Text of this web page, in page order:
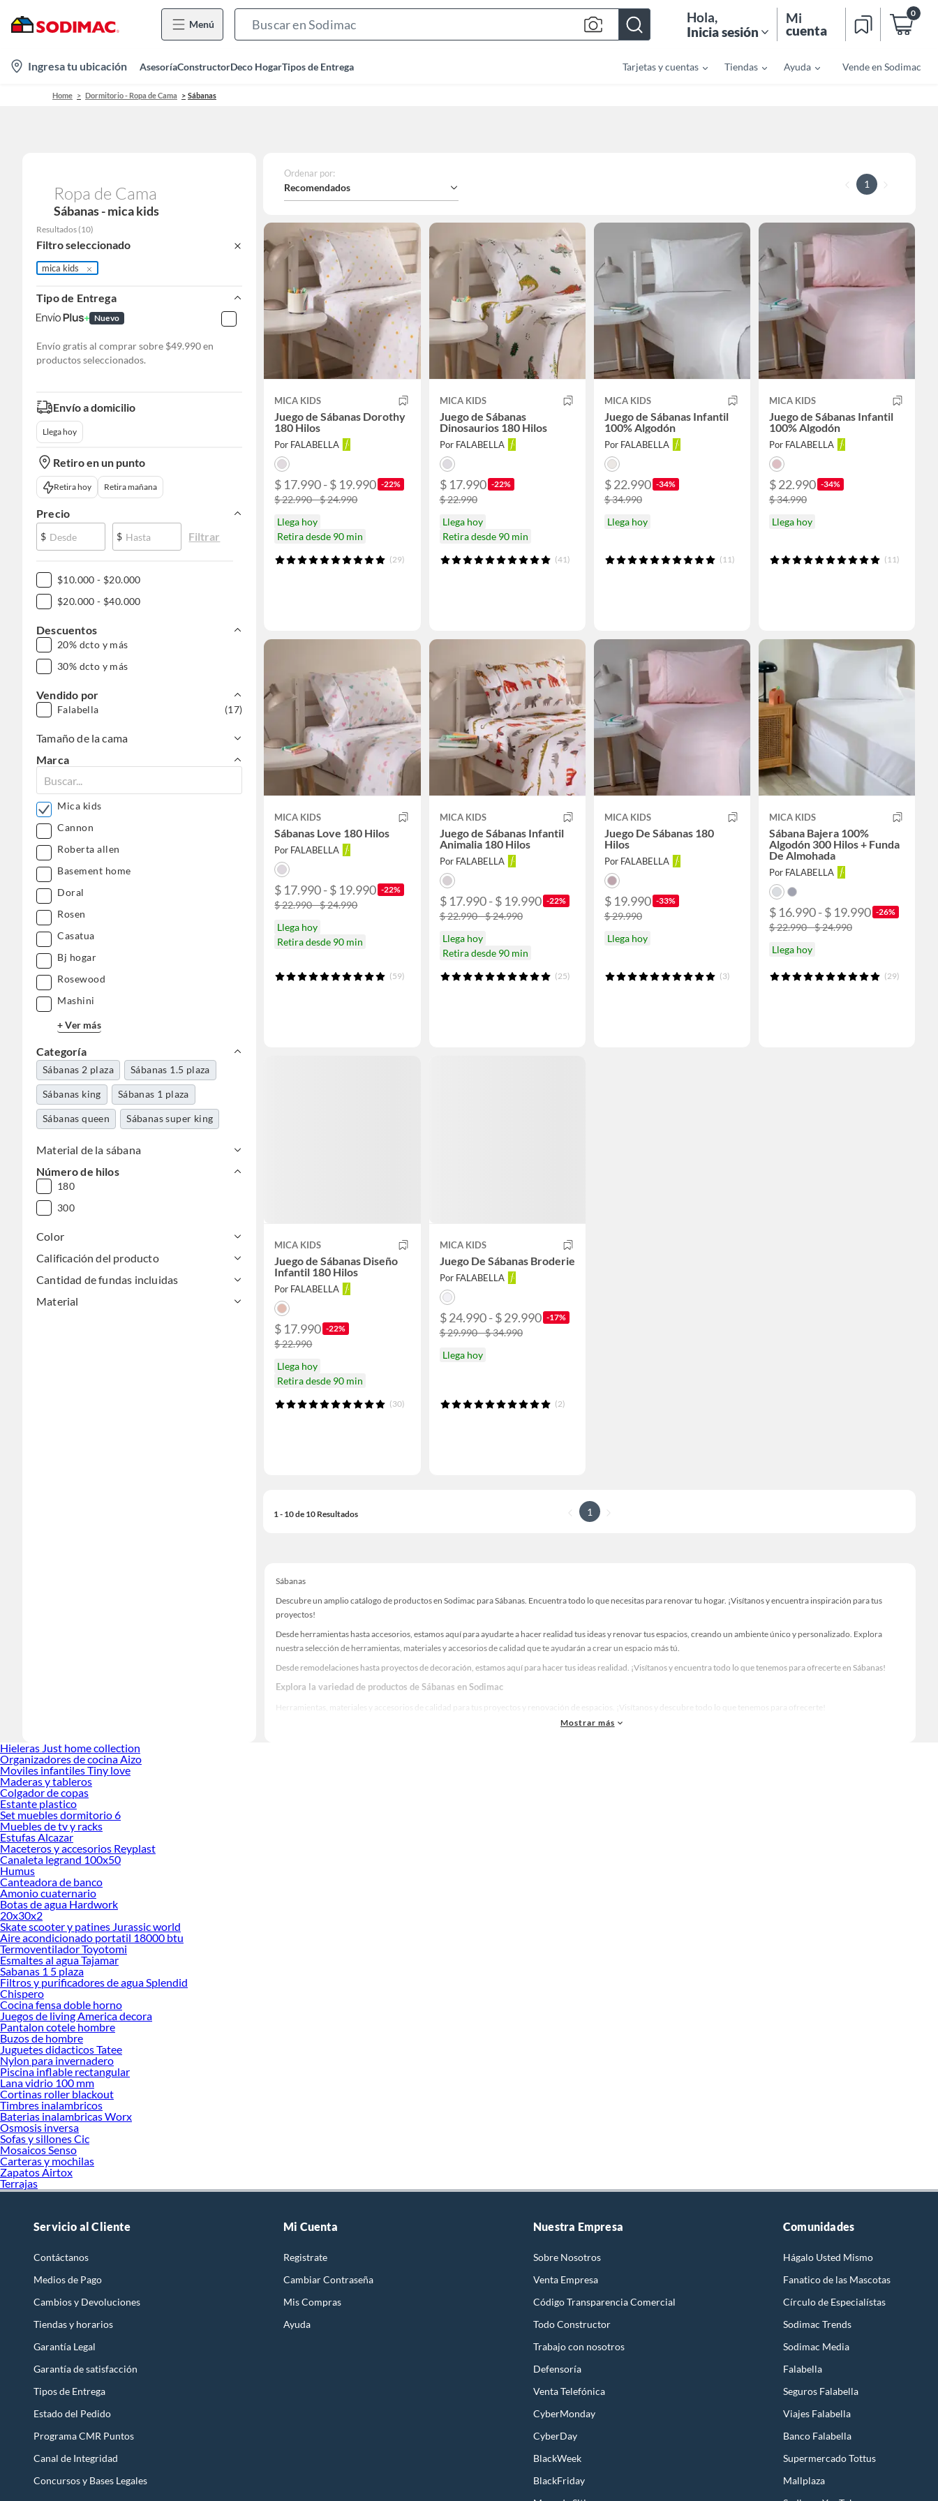
Menú
Bar
Hola,
Inicia sesión
Mi
cuenta
0
location-
icon
Ingresa tu ubicación AsesoríaConstructorDeco HogarTipos de Entrega Tarjetas y cuentas Tiendas Ayuda Vende en Sodimac
Home Dormitorio - Ropa de Cama Sábanas
Ropa de Cama
Sábanas - mica kids
Resultados (10)
Filtro seleccionado
mica kids
Tipo de Entrega
Nuevo
Envío gratis al comprar sobre $49.990 en
productos seleccionados.
Envío a domicilio
Llega hoy
Retiro en un punto
Retira hoy Retira mañana
Precio
$ $ Filtrar
$10.000 - $20.000
$20.000 - $40.000
Descuentos
20% dcto y más
30% dcto y más
Vendido por
Falabella (17)
Tamaño de la cama
Marca
Mica kids
Cannon
Roberta allen
Basement home
Doral
Rosen
Casatua
Bj hogar
Rosewood
Mashini
+ Ver más
Categoría
Sábanas 2 plaza Sábanas 1.5 plaza
Sábanas king Sábanas 1 plaza
Sábanas queen Sábanas super king
Material de la sábana
Número de hilos
180
300
Color
Calificación del producto
Cantidad de fundas incluidas
Material
Ordenar por:
Recomendados 1
MICA KIDS
Juego de Sábanas Dorothy
180 Hilos
Por FALABELLA
$ 17.990 - $ 19.990 -22%
$ 22.990 - $ 24.990
Llega hoy
Retira desde 90 min
(29)
MICA KIDS
Juego de Sábanas
Dinosaurios 180 Hilos
Por FALABELLA
$ 17.990 -22%
$ 22.990
Llega hoy
Retira desde 90 min
(41)
MICA KIDS
Juego de Sábanas Infantil
100% Algodón
Por FALABELLA
$ 22.990 -34%
$ 34.990
Llega hoy
(11)
MICA KIDS
Juego de Sábanas Infantil
100% Algodón
Por FALABELLA
$ 22.990 -34%
$ 34.990
Llega hoy
(11)
MICA KIDS
Sábanas Love 180 Hilos
Por FALABELLA
$ 17.990 - $ 19.990 -22%
$ 22.990 - $ 24.990
Llega hoy
Retira desde 90 min
(59)
MICA KIDS
Juego de Sábanas Infantil
Animalia 180 Hilos
Por FALABELLA
$ 17.990 - $ 19.990 -22%
$ 22.990 - $ 24.990
Llega hoy
Retira desde 90 min
(25)
MICA KIDS
Juego De Sábanas 180
Hilos
Por FALABELLA
$ 19.990 -33%
$ 29.990
Llega hoy
(3)
MICA KIDS
Sábana Bajera 100%
Algodón 300 Hilos + Funda
De Almohada
Por FALABELLA
$ 16.990 - $ 19.990 -26%
$ 22.990 - $ 24.990
Llega hoy
(29)
MICA KIDS
Juego de Sábanas Diseño
Infantil 180 Hilos
Por FALABELLA
$ 17.990 -22%
$ 22.990
Llega hoy
Retira desde 90 min
(30)
MICA KIDS
Juego De Sábanas Broderie
Por FALABELLA
$ 24.990 - $ 29.990 -17%
$ 29.990 - $ 34.990
Llega hoy
(2)
1 - 10 de 10 Resultados 1
Sábanas
Descubre un amplio catálogo de productos en Sodimac para Sábanas. Encuentra todo lo que necesitas para renovar tu hogar. ¡Visítanos y encuentra inspiración para tus
proyectos!
Desde herramientas hasta accesorios, estamos aquí para ayudarte a hacer realidad tus ideas y renovar tus espacios, creando un ambiente único y personalizado. Explora
nuestra selección de herramientas, materiales y accesorios de calidad que te ayudarán a crear un espacio más tú.
Desde remodelaciones hasta proyectos de decoración, estamos aquí para hacer tus ideas realidad. ¡Visítanos y encuentra todo lo que tenemos para ofrecerte en Sábanas!
Explora la variedad de productos de Sábanas en Sodimac
Herramientas, materiales y accesorios de calidad para tus proyectos y renovación de espacios. ¡Visítanos y descubre todo lo que tenemos para ofrecerte!
Encuentra una amplia variedad de productos de Sábanas en Sodimac. Encuentra todo lo necesario para tus proyectos de renovación y decoración. ¡Visítanos y haz tus ideas
Mostrar más
Hieleras Just home collection
Organizadores de cocina Aizo
Moviles infantiles Tiny love
Maderas y tableros
Colgador de copas
Estante plastico
Set muebles dormitorio 6
Muebles de tv y racks
Estufas Alcazar
Maceteros y accesorios Reyplast
Canaleta legrand 100x50
Humus
Canteadora de banco
Amonio cuaternario
Botas de agua Hardwork
20x30x2
Skate scooter y patines Jurassic world
Aire acondicionado portatil 18000 btu
Termoventilador Toyotomi
Esmaltes al agua Tajamar
Sabanas 1 5 plaza
Filtros y purificadores de agua Splendid
Chispero
Cocina fensa doble horno
Juegos de living America decora
Pantalon cotele hombre
Buzos de hombre
Juguetes didacticos Tatee
Nylon para invernadero
Piscina inflable rectangular
Lana vidrio 100 mm
Cortinas roller blackout
Timbres inalambricos
Baterias inalambricas Worx
Osmosis inversa
Sofas y sillones Cic
Mosaicos Senso
Carteras y mochilas
Zapatos Airtox
Terrajas
Servicio al Cliente
Contáctanos
Medios de Pago
Cambios y Devoluciones
Tiendas y horarios
Garantía Legal
Garantía de satisfacción
Tipos de Entrega
Estado del Pedido
Programa CMR Puntos
Canal de Integridad
Concursos y Bases Legales
Mi Cuenta
Registrate
Cambiar Contraseña
Mis Compras
Ayuda
Nuestra Empresa
Sobre Nosotros
Venta Empresa
Código Transparencia Comercial
Todo Constructor
Trabajo con nosotros
Defensoría
Venta Telefónica
CyberMonday
CyberDay
BlackWeek
BlackFriday
Comunidades
Hágalo Usted Mismo
Fanatico de las Mascotas
Círculo de Especialístas
Sodimac Trends
Sodimac Media
Falabella
Seguros Falabella
Viajes Falabella
Banco Falabella
Supermercado Tottus
Mallplaza